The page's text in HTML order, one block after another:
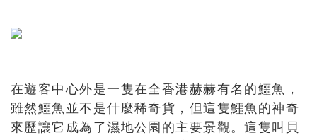
在遊客中心外是一隻在全香港赫赫有名的鱷魚，
雖然鱷魚並不是什麼稀奇貨，但這隻鱷魚的神奇
來歷讓它成為了濕地公園的主要景觀。這隻叫貝